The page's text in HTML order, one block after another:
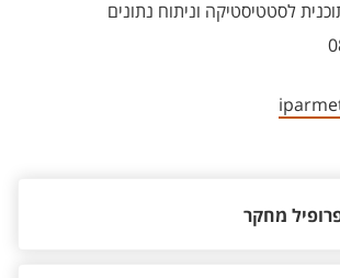
לסטטיסטיקה וניתוח נתונים
מחקר